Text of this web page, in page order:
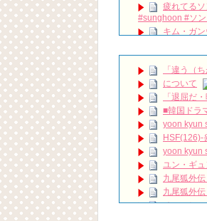
疲れてる
#sunghoon #ソ
キム・ガ
新ドラマ
TV
NEW!
CRAZY
김민석,
『時間が
ハン・ヘ
요? 밥블레스유 2
ソン・ヘ
ハン・ヘ
한가인 –
「ライフ
(ENG
「違う（
について
「退屈だ
■韓国ドラ
yoon kyun
HSF(126)-
yoon kyun
ユン・ギ
九尾狐外
九尾狐外
チョ・ヒ